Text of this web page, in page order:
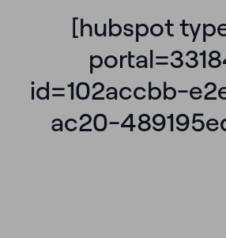
[hubspot
id=102accbb-
ac20-